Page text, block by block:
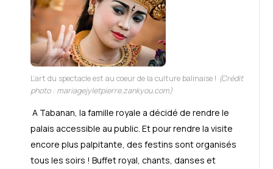
L’art du spectacle est au coeur de la culture balinaise ! (Crédit
photo : mariagejyletpierre.zankyou.com)
A Tabanan, la famille royale a décidé de rendre le
palais accessible au public. Et pour rendre la visite
encore plus palpitante, des festins sont organisés
tous les soirs ! Buffet royal, chants, danses et